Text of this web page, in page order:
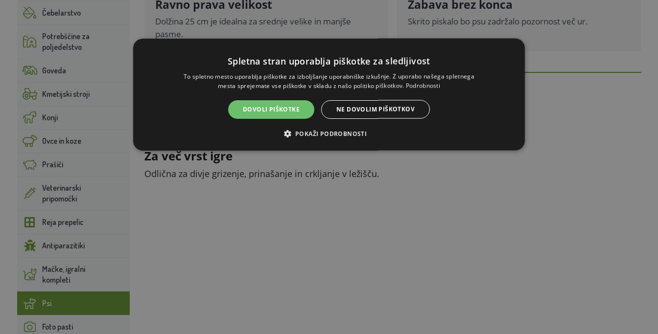
Čebelarstvo
Potrebščine za
poljedelstvo
Goveda
Kmetijski stroji
Konji
Ovce in koze
Prašiči
Veterinarski
pripomočki
Reja prepelic
Antiparazitiki
Mačke, igralni
kompleti
Psi
Foto pasti
Ravno prava velikost
Dolžina 25 cm je idealna za srednje velike in manjše
pasme.
Zabava brez konca
Skrito piskalo bo psu zadržalo pozornost več ur.
PODROBEN OPIS
Skrij
Prijeten material
Mehak poliester je nežen do pasjih dlesni in zob.
Za več vrst igre
Odlična za divje grizenje, prinašanje in crkljanje v ležišču.
Spletna stran uporablja piškotke za sledljivost
To spletno mesto uporablja piškotke za izboljšanje uporabniške izkušnje. Z uporabo našega spletnega
mesta sprejemate vse piškotke v skladu z našo politiko piškotkov. Podrobnosti
DOVOLI PIŠKOTKE NE DOVOLIM PIŠKOTKOV
POKAŽI PODROBNOSTI